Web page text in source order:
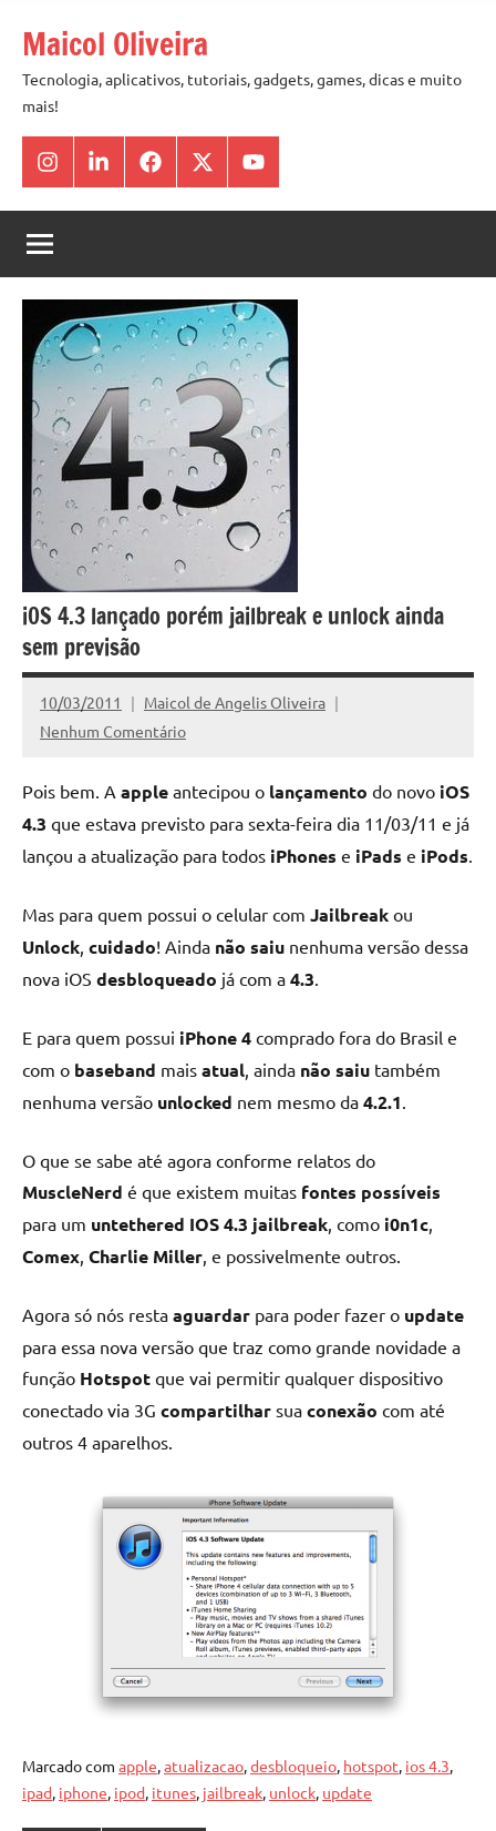
para
conteúdo
Maicol Oliveira
Tecnologia, aplicativos, tutoriais, gadgets, games, dicas e muito
mais!
InstagramLinkedinFacebook
X Youtube
iOS 4.3 lançado porém jailbreak e unlock ainda
sem previsão
10/03/2011
Maicol de Angelis Oliveira
Nenhum Comentário
Pois bem. A apple antecipou o lançamento do novo iOS
4.3 que estava previsto para sexta-feira dia 11/03/11 e já
lançou a atualização para todos iPhones e iPads e iPods
Mas para quem possui o celular com Jailbreak ou
Unlock cuidado! Ainda não saiu nenhuma versão dessa
nova iOS desbloqueado já com a 4.3
E para quem possui iPhone 4 comprado fora do Brasil e
com o baseband mais atual , ainda não saiu também
nenhuma versão unlocked nem mesmo da 4.2.1
O que se sabe até agora conforme relatos do
MuscleNerd é que existem muitas fontes possíveis
para um untethered IOS 4.3 jailbreak , como i0n1c
Comex Charlie Miller , e possivelmente outros.
Agora só nós resta aguardar para poder fazer o update
para essa nova versão que traz como grande novidade a
função Hotspot que vai permitir qualquer dispositivo
conectado via 3G compartilhar sua conexão com até
outros 4 aparelhos.
Marcado com apple atualizacao desbloqueio hotspot ios 4.3
ipad iphone ipod itunes jailbreak unlock update